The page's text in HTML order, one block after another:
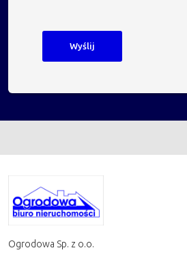
Ogrodowa Sp. z o.o.